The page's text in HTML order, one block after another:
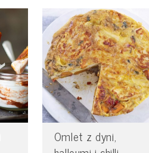
Omlet z dyni,